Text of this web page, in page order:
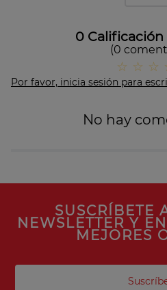
☆ ☆ ☆
0
(0
Por favor, inicia sesión para
No hay
SUSCRÍBETE
NEWSLETTER Y
MEJORES